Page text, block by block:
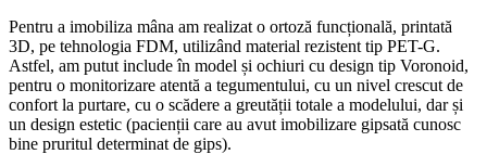
Pentru a imobiliza mâna am realizat o ortoză funcțională, printată
3D, pe tehnologia FDM, utilizând material rezistent tip PET-G.
Astfel, am putut include în model și ochiuri cu design tip Voronoid,
pentru o monitorizare atentă a tegumentului, cu un nivel crescut de
confort la purtare, cu o scădere a greutății totale a modelului, dar și
un design estetic (pacienții care au avut imobilizare gipsată cunosc
bine pruritul determinat de gips).